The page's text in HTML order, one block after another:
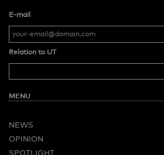
E-mail
Relation to UT
MENU
NEWS
OPINION
SPOTLIGHT